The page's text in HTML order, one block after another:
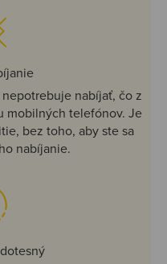
nabíjať, čo z
mobilných telefónov. Je
bez toho, aby ste sa
nabíjanie.